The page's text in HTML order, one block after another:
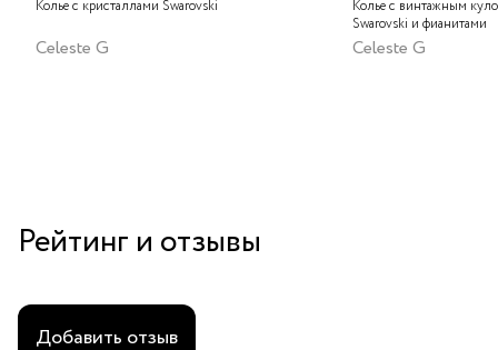
Колье с кристаллами Swarovski
Celeste G
Колье с винтажным
Swarovski и фианитами
Celeste G
Рейтинг и отзывы
Добавить отзыв